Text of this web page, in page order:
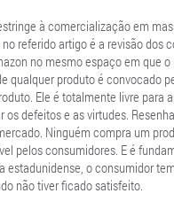
à comercialização em
referido artigo é a revisão dos
no mesmo espaço em que o
qualquer produto é convocado
Ele é totalmente livre para
os defeitos e as virtudes.
Ninguém compra um
pelos consumidores. E é
estadunidense, o consumidor
não tiver ficado satisfeito.